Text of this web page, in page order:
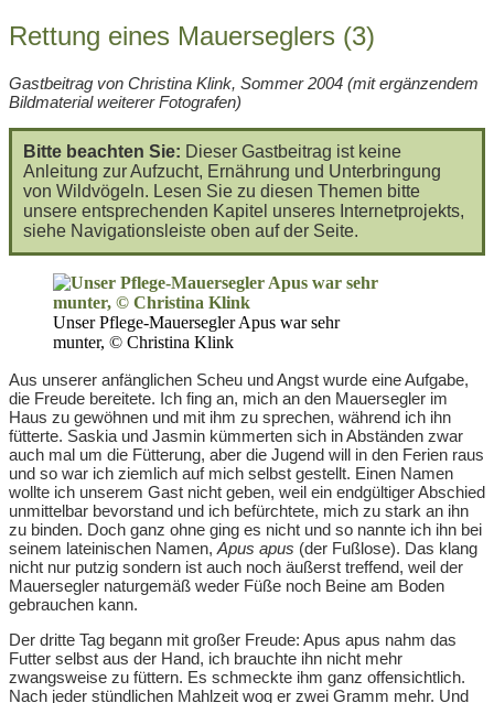
Rettung eines Mauerseglers (3)
Gastbeitrag von Christina Klink, Sommer 2004 (mit ergänzendem
Bildmaterial weiterer Fotografen)
Bitte beachten Sie: Dieser Gastbeitrag ist keine
Anleitung zur Aufzucht, Ernährung und Unterbringung
von Wildvögeln. Lesen Sie zu diesen Themen bitte
unsere entsprechenden Kapitel unseres Internetprojekts,
siehe Navigationsleiste oben auf der Seite.
Unser Pflege-Mauersegler Apus war sehr
munter, © Christina Klink
Aus unserer anfänglichen Scheu und Angst wurde eine Aufgabe,
die Freude bereitete. Ich fing an, mich an den Mauersegler im
Haus zu gewöhnen und mit ihm zu sprechen, während ich ihn
fütterte. Saskia und Jasmin kümmerten sich in Abständen zwar
auch mal um die Fütterung, aber die Jugend will in den Ferien raus
und so war ich ziemlich auf mich selbst gestellt. Einen Namen
wollte ich unserem Gast nicht geben, weil ein endgültiger Abschied
unmittelbar bevorstand und ich befürchtete, mich zu stark an ihn
zu binden. Doch ganz ohne ging es nicht und so nannte ich ihn bei
seinem lateinischen Namen, Apus apus (der Fußlose). Das klang
nicht nur putzig sondern ist auch noch äußerst treffend, weil der
Mauersegler naturgemäß weder Füße noch Beine am Boden
gebrauchen kann.
Der dritte Tag begann mit großer Freude: Apus apus nahm das
Futter selbst aus der Hand, ich brauchte ihn nicht mehr
zwangsweise zu füttern. Es schmeckte ihm ganz offensichtlich.
Nach jeder stündlichen Mahlzeit wog er zwei Gramm mehr. Und